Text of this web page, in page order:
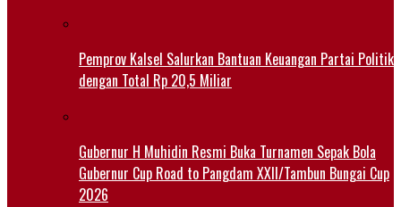
Pemprov Kalsel Salurkan Bantuan Keuangan Partai Politik
dengan Total Rp 20,5 Miliar
Gubernur H Muhidin Resmi Buka Turnamen Sepak Bola
Gubernur Cup Road to Pangdam XXII/Tambun Bungai Cup
2026